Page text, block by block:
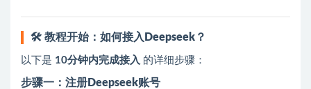
🛠️ 教程开始：如何接入Deepseek？
以下是 10分钟内完成接入 的详细步骤：
步骤一：注册Deepseek账号